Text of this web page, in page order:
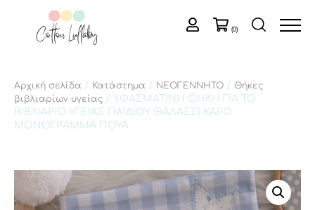
(0)
Αρχική σελίδα / Κατάστημα / ΝΕΟΓΕΝΝΗΤΟ / Θήκες
βιβλιαρίων υγείας / ΥΦΑΣΜΑΤΙΝΗ ΘΗΚΗ ΓΙΑ ΤΟ
ΒΙΒΛΙΑΡΙΟ ΥΓΕΙΑΣ ΠΑΙΔΙΟΥ ΘΑΛΑΣΣΙ ΚΑΡΟ
ΜΟΝΟΓΡΑΜΜΑ ΠΟΥΑ